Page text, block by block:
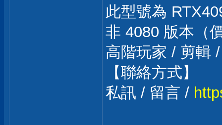
此型號為
非 4080 版本（
高階玩家 / 剪輯
【聯絡方式】
私訊 / 留言 /